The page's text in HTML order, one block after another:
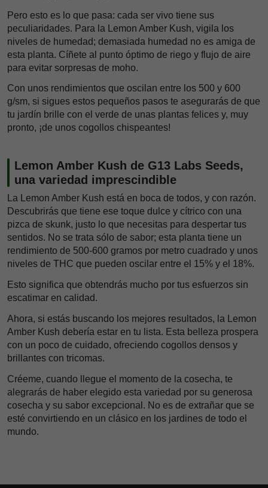
Pero esto es lo que pasa: cada ser vivo tiene sus
peculiaridades. Para la Lemon Amber Kush, vigila los
niveles de humedad; demasiada humedad no es amiga de
esta planta. Cíñete al punto óptimo de riego y flujo de aire
para evitar sorpresas de moho.
Con unos rendimientos que oscilan entre los 500 y 600
g/sm, si sigues estos pequeños pasos te asegurarás de que
tu jardín brille con el verde de unas plantas felices y, muy
pronto, ¡de unos cogollos chispeantes!
Lemon Amber Kush de G13 Labs Seeds,
una variedad imprescindible
La Lemon Amber Kush está en boca de todos, y con razón.
Descubrirás que tiene ese toque dulce y cítrico con una
pizca de skunk, justo lo que necesitas para despertar tus
sentidos. No se trata sólo de sabor; esta planta tiene un
rendimiento de 500-600 gramos por metro cuadrado y unos
niveles de THC que pueden oscilar entre el 15% y el 18%.
Esto significa que obtendrás mucho por tus esfuerzos sin
escatimar en calidad.
Ahora, si estás buscando los mejores resultados, la Lemon
Amber Kush debería estar en tu lista. Esta belleza prospera
con un poco de cuidado, ofreciendo cogollos densos y
brillantes con tricomas.
Créeme, cuando llegue el momento de la cosecha, te
alegrarás de haber elegido esta variedad por su generosa
cosecha y su sabor excepcional. No es de extrañar que se
esté convirtiendo en un clásico en los jardines de todo el
mundo.